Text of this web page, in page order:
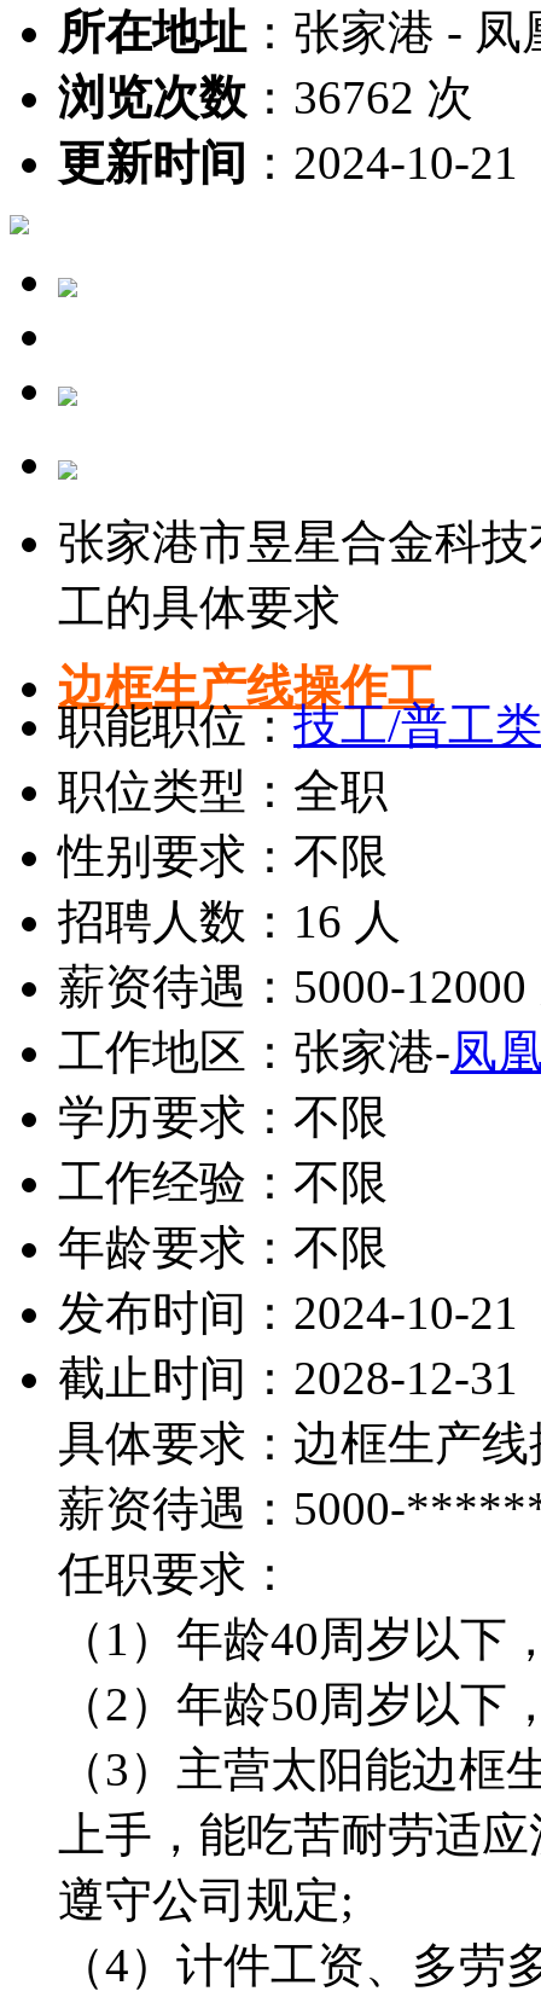
所在地址 ： 张家港 - 凤
浏览次数 ： 36762 次
更新时间 ： 2024-10-21
张家港市昱星合金科
工的具体要求
边框生产线操作工
职能职位：技工/普工类
职位类型：全职
性别要求：不限
招聘人数：16 人
薪资待遇：5000-
工作地区：张家港-凤
学历要求：不限
工作经验：不限
年龄要求：不限
发布时间：2024-10-21
截止时间：2028-12-31
具体要求：边框生产
薪资待遇：5000-
任职要求：
（1）年龄40周岁以下
（2）年龄50周岁以下
（3）主营太阳能边框
上手，能吃苦耐劳适
遵守公司规定;
（4）计件工资、多劳